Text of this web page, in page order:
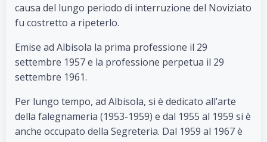
causa del lungo periodo di interruzione del Noviziato
fu costretto a ripeterlo.
Emise ad Albisola la prima professione il 29
settembre 1957 e la professione perpetua il 29
settembre 1961.
Per lungo tempo, ad Albisola, si è dedicato all’arte
della falegnameria (1953-1959) e dal 1955 al 1959 si è
anche occupato della Segreteria. Dal 1959 al 1967 è